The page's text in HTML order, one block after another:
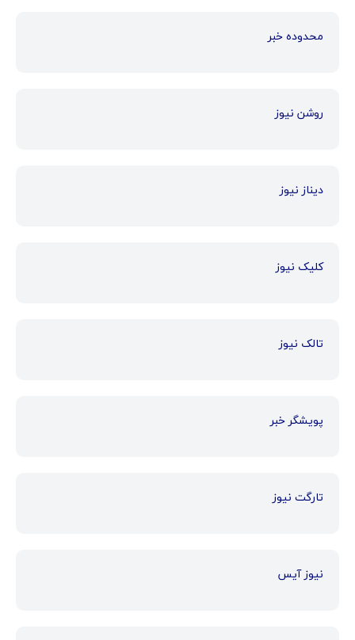
محدوده خبر
روشن نیوز
دیناز نیوز
کلیک نیوز
تالک نیوز
پویشگر خبر
تارگت نیوز
نیوز آیس